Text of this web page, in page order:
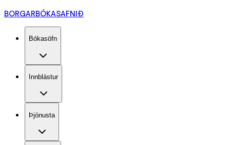
BORGARBÓKASAFNIÐ
Bókasöfn
Innblástur
Þjónusta